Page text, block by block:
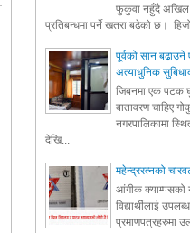
फुकुवा नहुँदै
प्रतिबन्धमा पर्ने खतरा बढेको छ।
पूर्वको सान
अत्याधुनिक
जिबनमा एक पटक
बातावरण चाहिए
नगरपालिकामा
देखि...
महेन्द्ररत्नको
आंगीक क्याम्पसको
विद्यार्थीलाई
प्रमाणपत्रहरुमा